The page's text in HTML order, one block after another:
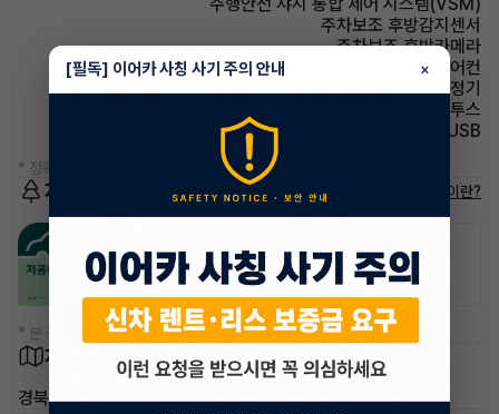
주차보조 후방감지센서
주차보조 후방카메라
에어컨 풀오토에어컨
에어컨 공기청정기
유무선단자 블루투스
유무선단자 USB
* 정확한 정보는 판매자와 반드시 확인하시기 바랍니다.
저공해차량 정보 저공해차량이란?
공항주차장
50% 할인
공영주차장
50% 할인
* 본 정보는 지자체마다 다를 수 있으니 실제 정보와 확인해 주세요.
차량 위치
경북 영주시
[필독] 이어카 사칭 사기 주의 안내 ×